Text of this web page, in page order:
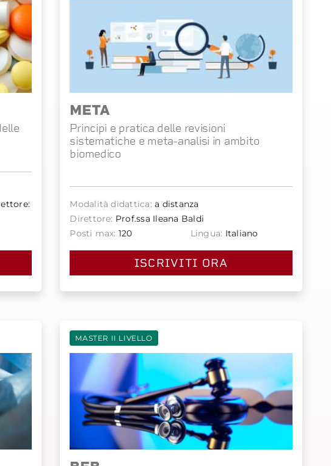
META
Principi e pratica delle revisioni
sistematiche e meta-analisi in ambito
biomedico
Modalità didattica: a distanza
Direttore: Prof.ssa Ileana Baldi
Posti max: 120 Lingua: Italiano
ISCRIVITI ORA
MASTER II LIVELLO